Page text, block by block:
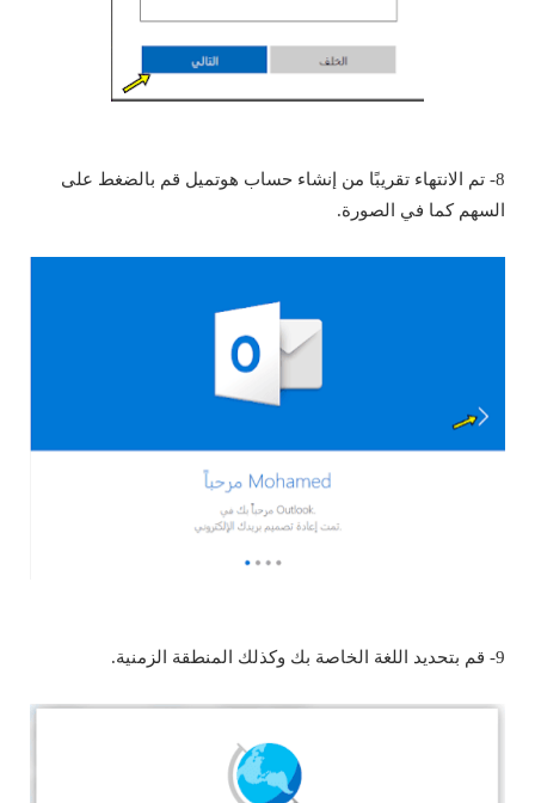
8- تم الانتهاء تقريبًا من إنشاء حساب هوتميل قم بالضغط على
السهم كما في الصورة.
9- قم بتحديد اللغة الخاصة بك وكذلك المنطقة الزمنية.